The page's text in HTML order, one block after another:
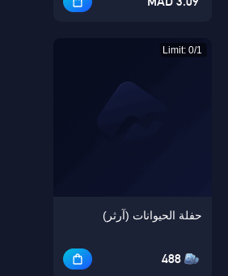
Limit: 0/1
حفلة الحيوانات (آرثر)
488